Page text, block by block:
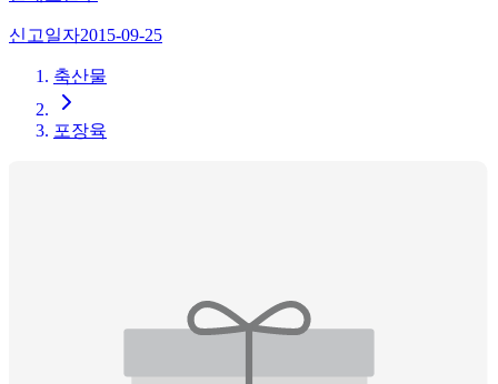
신고일자2015-09-25
축산물
포장육